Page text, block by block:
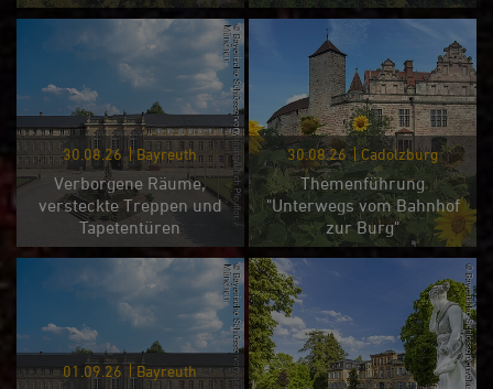
30.08.26 Bayreuth
Verborgene Räume,
versteckte Treppen und
Tapetentüren
30.08.26 Cadolzburg
Themenführung
"Unterwegs vom Bahnhof
zur Burg"
01.09.26 Bayreuth